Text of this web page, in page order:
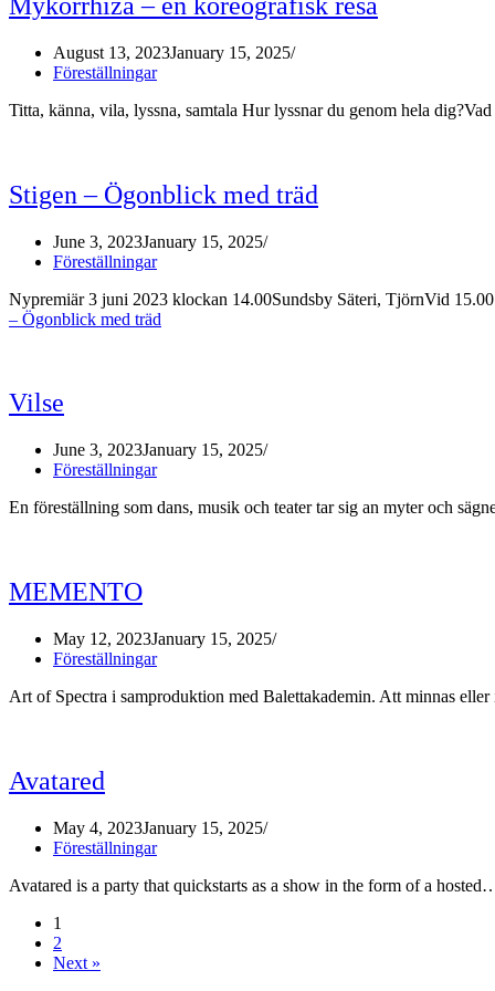
August 13, 2023January 15, 2025
Föreställningar
Titta, känna, vila, lyssna, samtala Hur lyssnar du genom hela
Stigen – Ögonblick med träd
June 3, 2023January 15, 2025
Föreställningar
Nypremiär 3 juni 2023 klockan 14.00Sundsby Säteri, TjörnVid
– Ögonblick med träd
Vilse
June 3, 2023January 15, 2025
Föreställningar
En föreställning som dans, musik och teater tar sig an myter och
MEMENTO
May 12, 2023January 15, 2025
Föreställningar
Art of Spectra i samproduktion med Balettakademin. Att minnas
Avatared
May 4, 2023January 15, 2025
Föreställningar
Avatared is a party that quickstarts as a show in the form of a
1
2
Next »